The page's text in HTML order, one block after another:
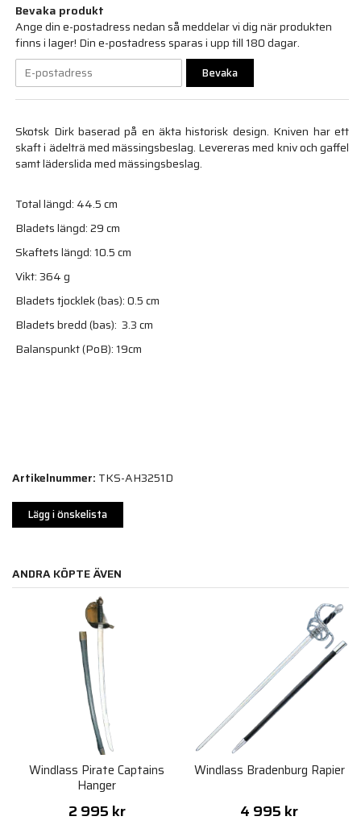
Bevaka produkt
Ange din e-postadress nedan så meddelar vi dig när produkten
finns i lager! Din e-postadress sparas i upp till 180 dagar.
Bevaka
Skotsk Dirk baserad på en äkta historisk design. Kniven har ett
skaft i ädelträ med mässingsbeslag. Levereras med kniv och gaffel
samt läderslida med mässingsbeslag.
Total längd: 44.5 cm
Bladets längd: 29 cm
Skaftets längd: 10.5 cm
Vikt: 364 g
Bladets tjocklek (bas): 0.5 cm
Bladets bredd (bas): 3.3 cm
Balanspunkt (PoB): 19cm
Artikelnummer: TKS-AH3251D
Lägg i önskelista
ANDRA KÖPTE ÄVEN
Windlass Pirate Captains
Hanger
2 995 kr
Windlass Bradenburg Rapier
4 995 kr